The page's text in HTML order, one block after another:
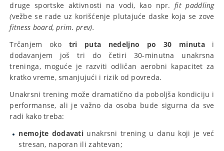
druge sportske aktivnosti na vodi, kao npr.fit paddling
(vežbe se rade uz korišćenje plutajuće daske koja se zove
fitness board, prim. prev).
Trčanjem oko tri puta nedeljno po 30 minutai
dodavanjem još tri do četiri 30-minutna unakrsna
treninga, moguće je razviti odličan aerobni kapacitet za
kratko vreme, smanjujući i rizik od povreda.
Unakrsni trening može dramatično da poboljša kondiciju i
performanse, ali je važno da osoba bude sigurna da sve
radi kako treba:
nemojte dodavati unakrsni trening u danu koji je već
stresan, naporan ili zahtevan;